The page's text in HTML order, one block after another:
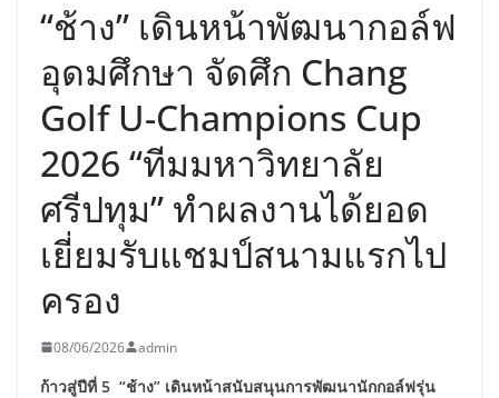
“ช้าง” เดินหน้าพัฒนากอล์ฟ
อุดมศึกษา จัดศึก Chang
Golf U-Champions Cup
2026 “ทีมมหาวิทยาลัย
ศรีปทุม” ทำผลงานได้ยอด
เยี่ยมรับแชมป์สนามแรกไป
ครอง
08/06/2026 admin
ก้าวสู่ปีที่ 5 “ช้าง” เดินหน้าสนับสนุนการพัฒนานักกอล์ฟรุ่น